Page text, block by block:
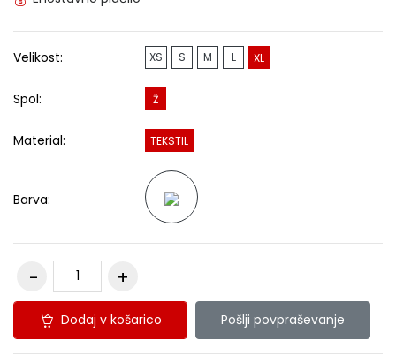
Velikost: XS S M L XL
Spol: Ž
Material: TEKSTIL
Barva:
Dodaj v košarico Pošlji povpraševanje